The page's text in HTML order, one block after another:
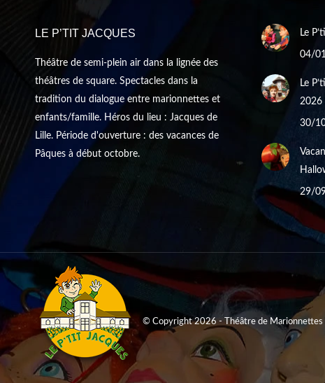
LE P’TIT JACQUES
Théâtre de semi-plein air dans la lignée des
théâtres de square. Spectacles dans la
tradition du dialogue entre marionnettes et
enfants/famille. Héros du lieu : Jacques de
Lille. Période d'ouverture : des vacances de
Pâques à début octobre.
Le
04/
Le
2026
30/
29/
© Copyright 2026 - Théâtre de Marionnettes